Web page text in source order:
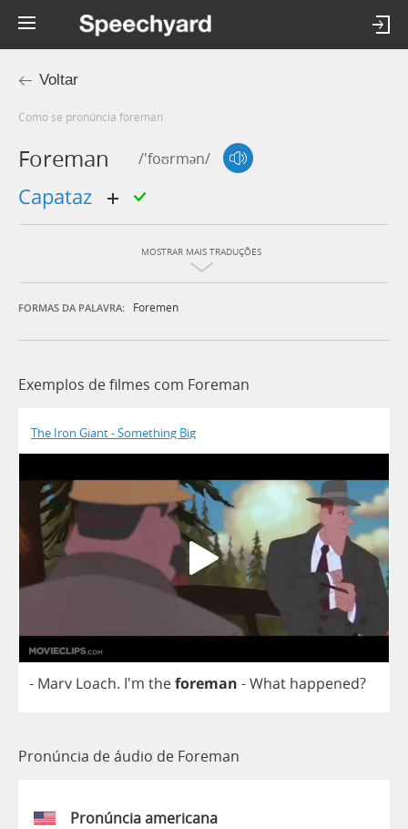
Voltar
Como se pronúncia foreman
Foreman /'foʊrmən/
capataz
MOSTRAR MAIS TRADUÇÕES
FORMAS DA PALAVRA: Foremen
Exemplos de filmes com Foreman
The Iron Giant - Something Big
- Marv Loach. I'm theforeman -What happened?
Pronúncia de áudio de Foreman
Pronúncia americana